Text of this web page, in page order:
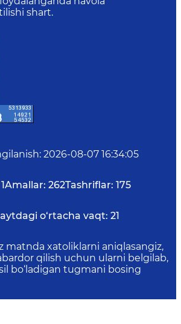
shart.
: 2026-08-07 16:34:05
1Amallar: 262Tashriflar: 175
o‘rtacha vaqt: 21
matnda xatoliklarni aniqlasangiz,
qilish uchun ularni belgilab,
bo‘ladigan tugmani bosing